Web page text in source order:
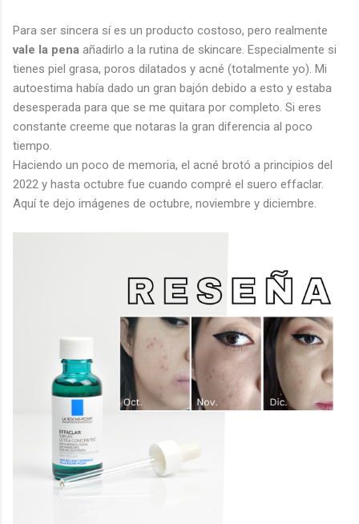
Para ser sincera sí es un producto costoso, pero realmente
vale la pena añadirlo a la rutina de skincare. Especialmente si
tienes piel grasa, poros dilatados y acné (totalmente yo). Mi
autoestima había dado un gran bajón debido a esto y estaba
desesperada para que se me quitara por completo. Si eres
constante creeme que notaras la gran diferencia al poco
tiempo.
Haciendo un poco de memoria, el acné brotó a principios del
2022 y hasta octubre fue cuando compré el suero effaclar.
Aquí te dejo imágenes de octubre, noviembre y diciembre.